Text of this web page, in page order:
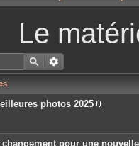
Le
photos 2025
c
pour une nouvelle